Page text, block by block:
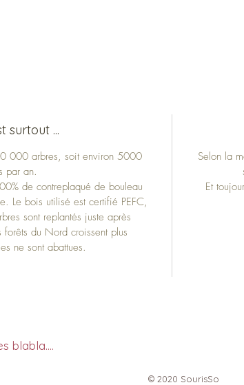
surtout ...
000 arbres, soit environ 5000
par an.
de contreplaqué de bouleau
Le bois utilisé est certifié PEFC,
sont replantés juste après
du Nord croissent plus
ne sont abattues.
Selon la
Et
blabla....
© 2020 SourisSo